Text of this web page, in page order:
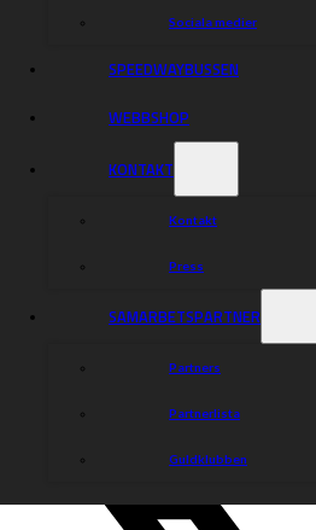
Sociala medier
SPEEDWAYBUSSEN
WEBBSHOP
KONTAKT
Kontakt
Press
SAMARBETSPARTNER
Partners
Partnerlista
Guldklubben